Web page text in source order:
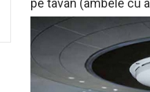
pe tavan (ambele cu